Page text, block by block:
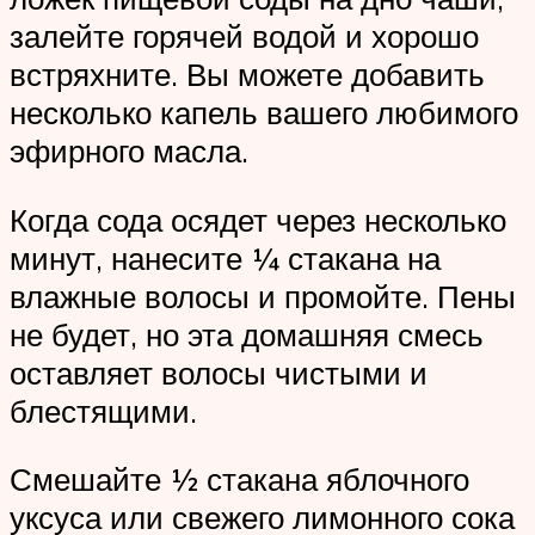
залейте горячей водой и хорошо
встряхните. Вы можете добавить
несколько капель вашего любимого
эфирного масла.
Когда сода осядет через несколько
минут, нанесите ¼ стакана на
влажные волосы и промойте. Пены
не будет, но эта домашняя смесь
оставляет волосы чистыми и
блестящими.
Смешайте ½ стакана яблочного
уксуса или свежего лимонного сока